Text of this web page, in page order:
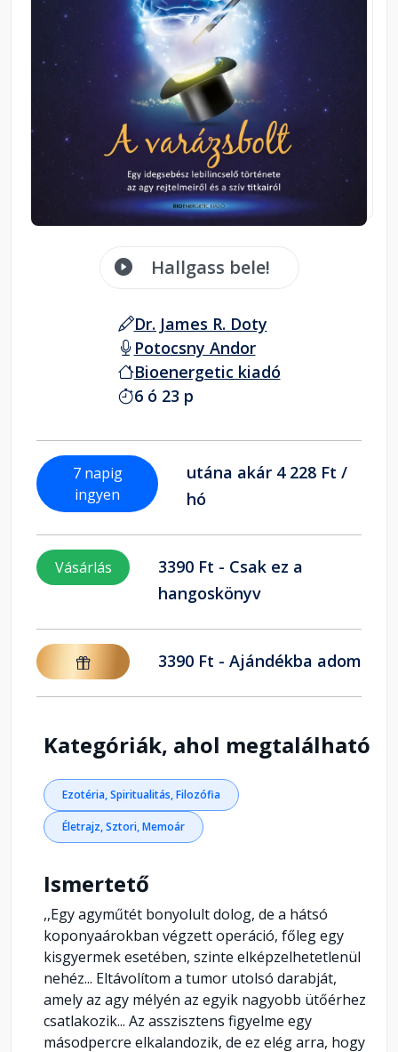
Hallgass bele!
Dr. James R. Doty
Potocsny Andor
Bioenergetic kiadó
6 ó 23 p
7 napig
ingyen
utána akár 4 228 Ft /
hó
Vásárlás
3390 Ft - Csak ez a
hangoskönyv
3390 Ft - Ajándékba adom
Kategóriák, ahol megtalálható
Ezotéria, Spiritualitás, Filozófia
Életrajz, Sztori, Memoár
Ismertető
,,Egy agyműtét bonyolult dolog, de a hátsó
koponyaárokban végzett operáció, főleg egy
kisgyermek esetében, szinte elképzelhetetlenül
nehéz... Eltávolítom a tumor utolsó darabját,
amely az agy mélyén az egyik nagyobb ütőérhez
csatlakozik... Az asszisztens figyelme egy
másodpercre elkalandozik, de ez elég arra, hogy